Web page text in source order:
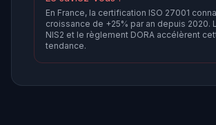
En France, la certification ISO 27001
croissance de +25% par an depuis 2020.
NIS2 et le règlement DORA accélèrent
tendance.